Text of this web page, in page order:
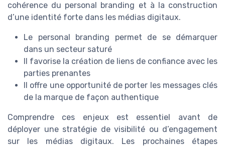
cohérence du personal branding et à la construction
d’une identité forte dans les médias digitaux.
Le personal branding permet de se démarquer
dans un secteur saturé
Il favorise la création de liens de confiance avec les
parties prenantes
Il offre une opportunité de porter les messages clés
de la marque de façon authentique
Comprendre ces enjeux est essentiel avant de
déployer une stratégie de visibilité ou d’engagement
sur les médias digitaux. Les prochaines étapes